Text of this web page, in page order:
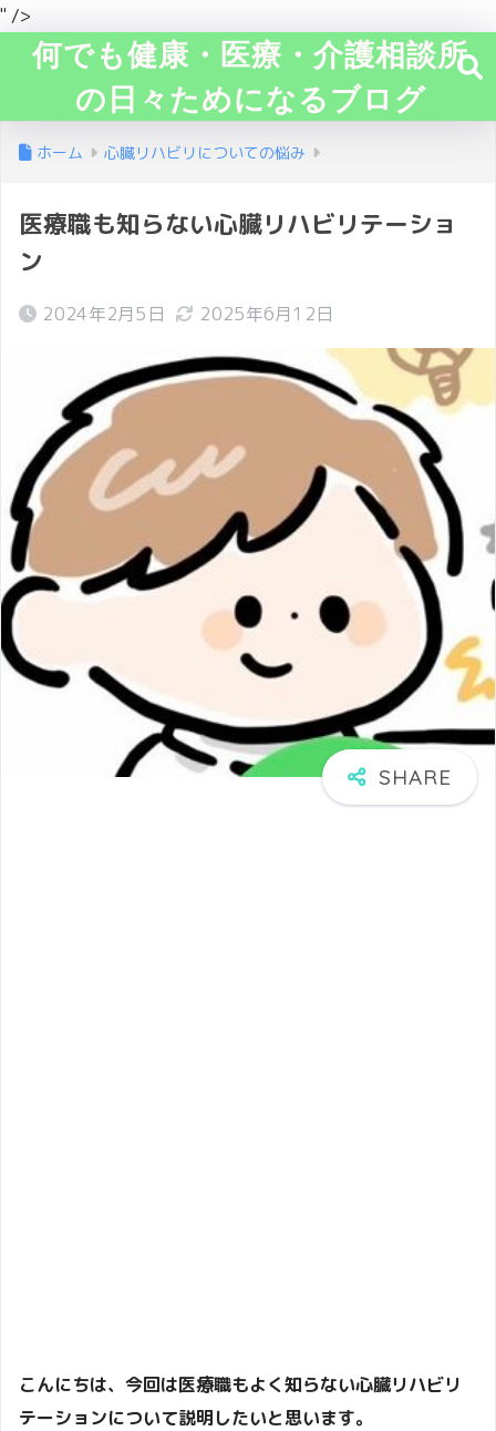
" />
何でも健康・医療・介護相談所
の日々ためになるブログ
ホーム 心臓リハビリについての悩み
医療職も知らない心臓リハビリテーショ
ン
2024年2月5日 2025年6月12日
こんにちは、今回は医療職もよく知らない心臓リハビリ
テーションについて説明したいと思います。